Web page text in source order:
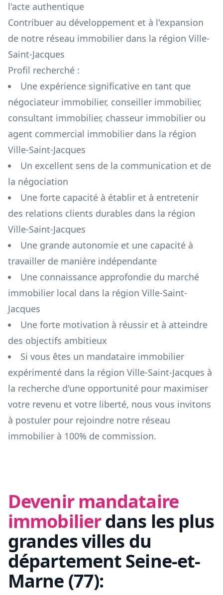
l'acte authentique
Contribuer au développement et à l'expansion
de notre réseau immobilier dans la région Ville-
Saint-Jacques
Profil recherché :
Une expérience significative en tant que
négociateur immobilier, conseiller immobilier,
consultant immobilier, chasseur immobilier ou
agent commercial immobilier dans la région
Ville-Saint-Jacques
Un excellent sens de la communication et de
la négociation
Une forte capacité à établir et à entretenir
des relations clients durables dans la région
Ville-Saint-Jacques
Une grande autonomie et une capacité à
travailler de manière indépendante
Une connaissance approfondie du marché
immobilier local dans la région Ville-Saint-
Jacques
Une forte motivation à réussir et à atteindre
des objectifs ambitieux
Si vous êtes un mandataire immobilier
expérimenté dans la région Ville-Saint-Jacques à
la recherche d'une opportunité pour maximiser
votre revenu et votre liberté, nous vous invitons
à postuler pour rejoindre notre réseau
immobilier à 100% de commission.
Devenir mandataire
immobilierdans les plus
grandes villes du
départementSeine-et-
Marne (77):